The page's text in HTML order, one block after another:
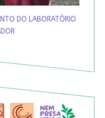
DO LABORATÓRIO